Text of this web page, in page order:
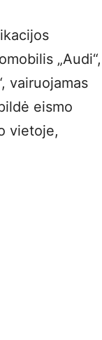
„Audi“,
vairuojamas
eismo
vietoje,